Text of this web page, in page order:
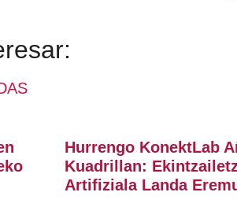
Hurrengo KonektLab
Kuadrillan:
Artifiziala Landa